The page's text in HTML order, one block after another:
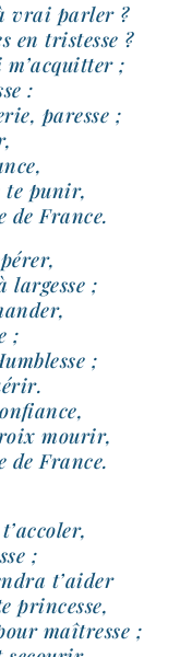
vrai par­ler ?
en tris­tesse ?
;
:
paresse ;
te punir,
de France.
lar­gesse ;
;
;
mou­rir,
de France.
;
t’aider
prin­cesse,
maî­tresse ;